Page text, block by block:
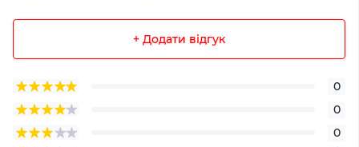
+ Додати відгук
0
0
0